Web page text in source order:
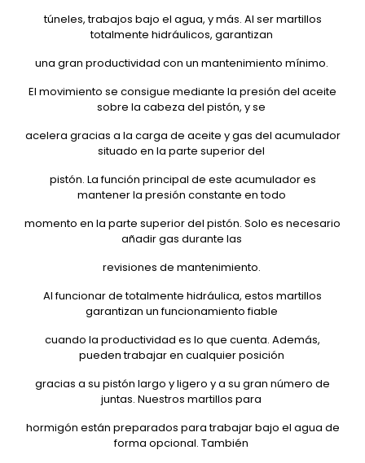
túneles, trabajos bajo el agua, y más. Al ser martillos
totalmente hidráulicos, garantizan
una gran productividad con un mantenimiento mínimo.
El movimiento se consigue mediante la presión del aceite
sobre la cabeza del pistón, y se
acelera gracias a la carga de aceite y gas del acumulador
situado en la parte superior del
pistón. La función principal de este acumulador es
mantener la presión constante en todo
momento en la parte superior del pistón. Solo es necesario
añadir gas durante las
revisiones de mantenimiento.
Al funcionar de totalmente hidráulica, estos martillos
garantizan un funcionamiento fiable
cuando la productividad es lo que cuenta. Además,
pueden trabajar en cualquier posición
gracias a su pistón largo y ligero y a su gran número de
juntas. Nuestros martillos para
hormigón están preparados para trabajar bajo el agua de
forma opcional. También